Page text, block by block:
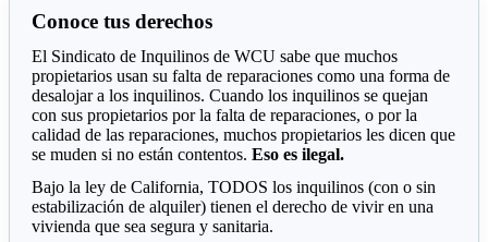
Conoce tus derechos
El Sindicato de Inquilinos de WCU sabe que muchos
propietarios usan su falta de reparaciones como una forma de
desalojar a los inquilinos. Cuando los inquilinos se quejan
con sus propietarios por la falta de reparaciones, o por la
calidad de las reparaciones, muchos propietarios les dicen que
se muden si no están contentos. Eso es ilegal.
Bajo la ley de California, TODOS los inquilinos (con o sin
estabilización de alquiler) tienen el derecho de vivir en una
vivienda que sea segura y sanitaria.